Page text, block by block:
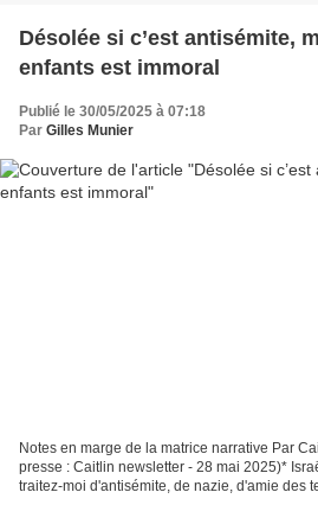
Désolée si c’est antisémite,
enfants est immoral
Publié le 30/05/2025 à 07:18
Par Gilles Munier
Notes en marge de la matrice narrative Par
presse : Caitlin newsletter - 28 mai 2025)*
traitez-moi d'antisémite, de nazie, d'amie des